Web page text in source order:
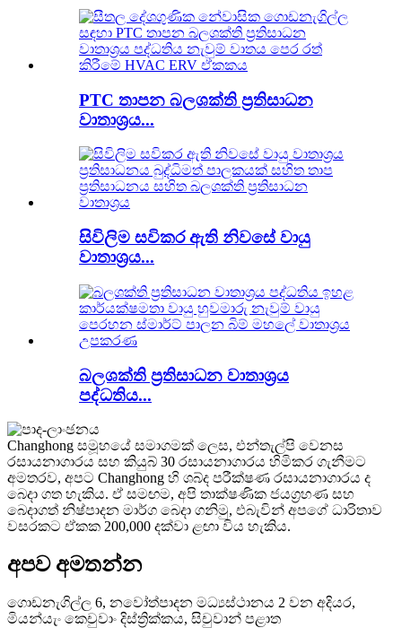
PTC තාපන බලශක්ති ප්‍රතිසාධන
වාතාශ්‍රය...
සිවිලිම සවිකර ඇති නිවසේ වායු
වාතාශ්‍රය...
බලශක්ති ප්‍රතිසාධන වාතාශ්‍රය
පද්ධතිය...
Changhong සමූහයේ සමාගමක් ලෙස, එන්තැල්පි වෙනස
රසායනාගාරය සහ කියුබ් 30 රසායනාගාරය හිමිකර ගැනීමට
අමතරව, අපට Changhong හි ශබ්ද පරීක්ෂණ රසායනාගාරය ද
බෙදා ගත හැකිය. ඒ සමඟම, අපි තාක්ෂණික ජයග්‍රහණ සහ
බෙදාගත් නිෂ්පාදන මාර්ග බෙදා ගනිමු, එබැවින් අපගේ ධාරිතාව
වසරකට ඒකක 200,000 දක්වා ළඟා විය හැකිය.
අපව අමතන්න
ගොඩනැගිල්ල 6, නවෝත්පාදන මධ්‍යස්ථානය 2 වන අදියර,
මියන්යැං කෙචුවාං දිස්ත්‍රික්කය, සිචුවාන් පළාත